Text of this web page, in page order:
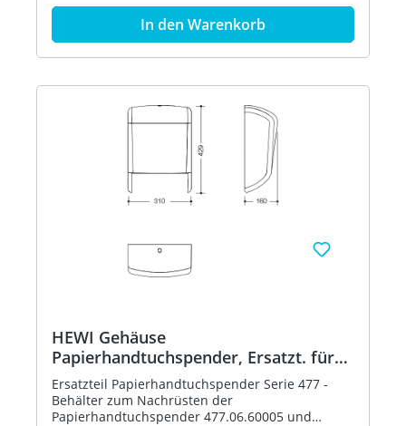
In den Warenkorb
HEWI Gehäuse
Papierhandtuchspender, Ersatzt. für
477.06.60005, 477.06D60005
Ersatzteil Papierhandtuchspender Serie 477 -
Behälter zum Nachrüsten der
Papierhandtuchspender 477.06.60005 und